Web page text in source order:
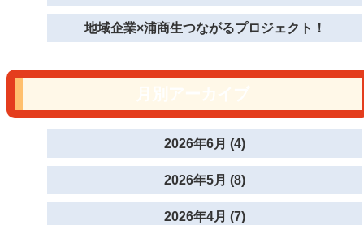
地域企業×浦商生つながるプロジェクト！
2026年6月 (4)
2026年5月 (8)
2026年4月 (7)